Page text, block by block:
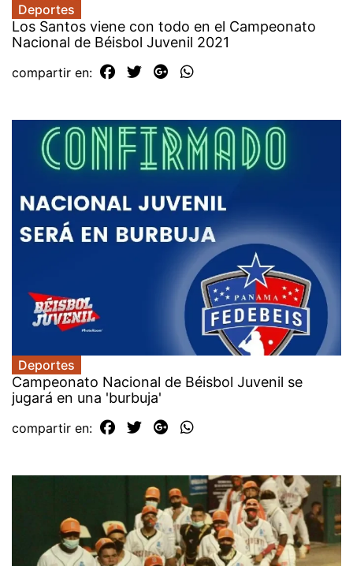
Deportes
Los Santos viene con todo en el Campeonato
Nacional de Béisbol Juvenil 2021
compartir en:
Deportes
Campeonato Nacional de Béisbol Juvenil se
jugará en una 'burbuja'
compartir en: